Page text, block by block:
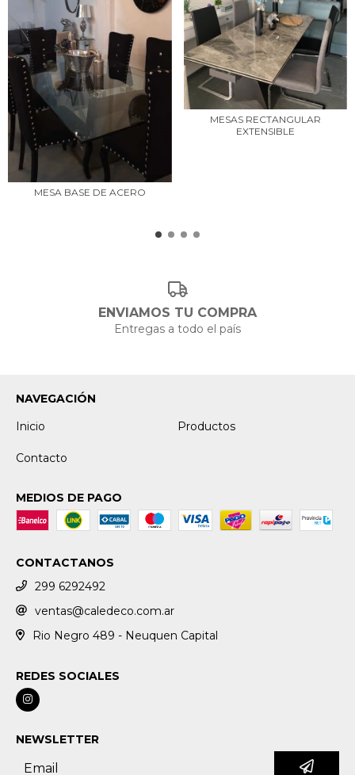
MESA BASE DE ACERO
MESAS RECTANGULAR
EXTENSIBLE
ENVIAMOS TU COMPRA
Entregas a todo el país
NAVEGACIÓN
Inicio
Productos
Contacto
MEDIOS DE PAGO
CONTACTANOS
299 6292492
ventas@caledeco.com.ar
Rio Negro 489 - Neuquen Capital
REDES SOCIALES
NEWSLETTER